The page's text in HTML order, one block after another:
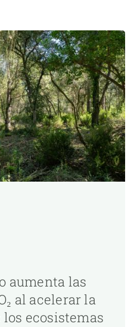
aumenta las
al acelerar la
ecosistemas